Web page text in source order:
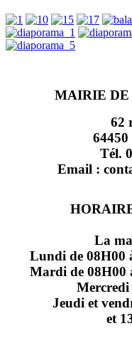
MAIRIE DE
62
64450
Tél.
Email :
La
Lundi de 08H00
Mardi de 08H00
Mercredi
Jeudi et
et